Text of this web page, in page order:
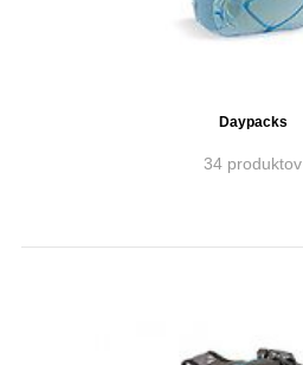
Daypacks
34 produktov